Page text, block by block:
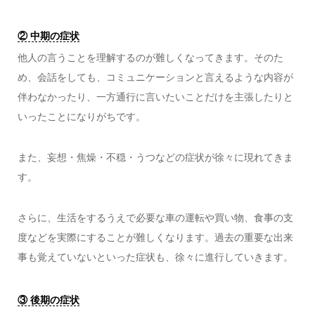
② 中期の症状
他人の言うことを理解するのが難しくなってきます。そのた
め、会話をしても、コミュニケーションと言えるような内容が
伴わなかったり、一方通行に言いたいことだけを主張したりと
いったことになりがちです。
また、妄想・焦燥・不穏・うつなどの症状が徐々に現れてきま
す。
さらに、生活をするうえで必要な車の運転や買い物、食事の支
度などを実際にすることが難しくなります。過去の重要な出来
事も覚えていないといった症状も、徐々に進行していきます。
③ 後期の症状